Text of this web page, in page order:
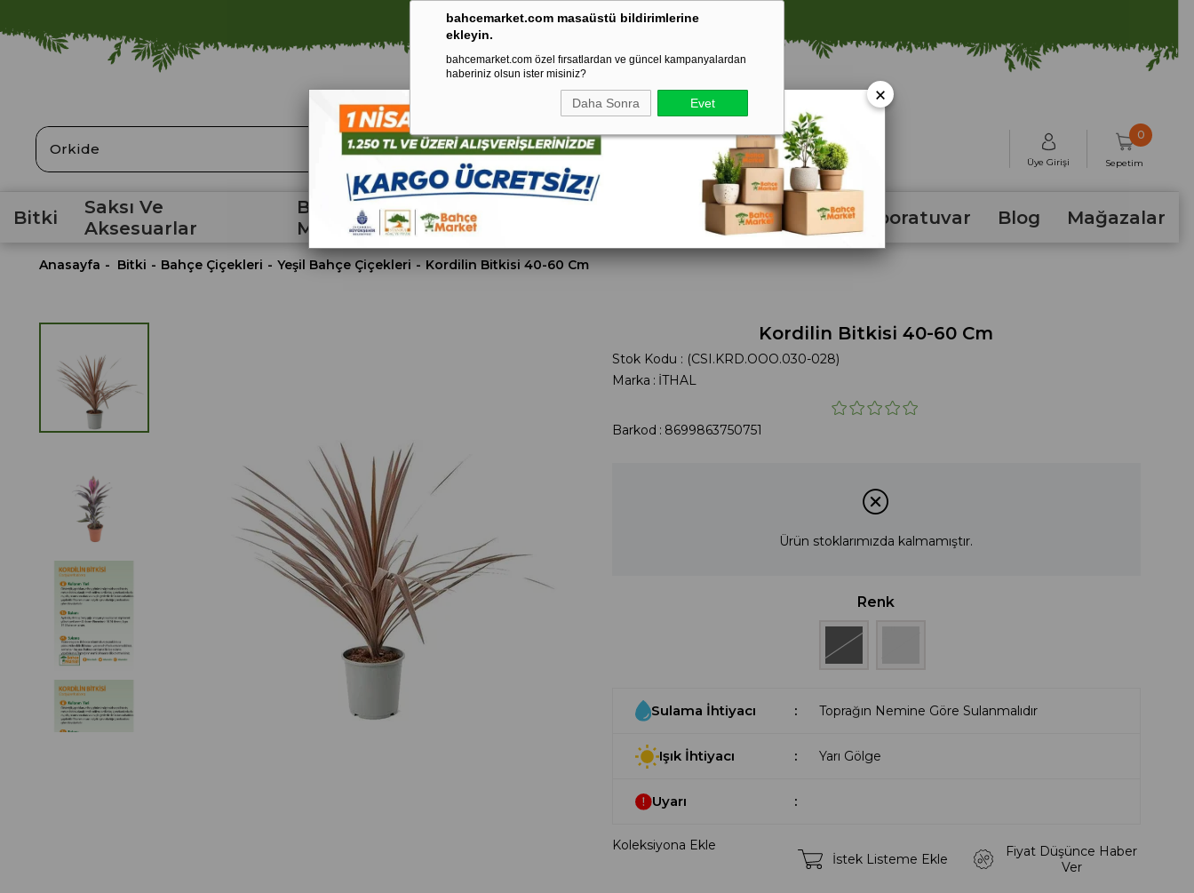
bahcemarket.com masaüstü bildirimlerine
ekleyin.
bahcemarket.com özel fırsatlardan ve güncel kampanyalardan
haberiniz olsun ister misiniz?
Daha Sonra Evet
🚀 1250 TL ÜZERİ ALIŞVERİŞLERDE KARGO ÜCRETSİZ!
⚠️ SATIŞLARIMIZ YALNIZCA İSTANBUL İLİ İLE SINIRLIDIR.
ARA
Üye Girişi Sepetim
0
Bitki
Saksı Ve
Aksesuarlar
Bahçe
Malzemeleri
Tohum Laboratuvar Blog Mağazalar
Anasayfa Bitki Bahçe Çiçekleri Yeşil Bahçe Çiçekleri Kordilin Bitkisi 40-60 Cm
Kordilin Bitkisi 40-60 Cm
Stok Kodu
(CSI.KRD.OOO.030-028)
Marka : İTHAL
Barkod : 8699863750751
Ürün stoklarımızda kalmamıştır.
Renk
Sulama İhtiyacı Toprağın Nemine Göre Sulanmalıdır
Işık İhtiyacı Yarı Gölge
Uyarı
Koleksiyona Ekle
İstek Listeme Ekle
Fiyat Düşünce Haber
Ver
×